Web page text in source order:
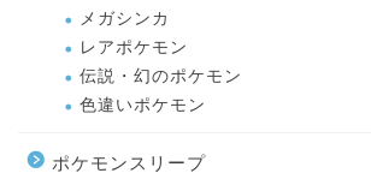
メガシンカ
レアポケモン
伝説・幻のポケモン
色違いポケモン
ポケモンスリープ